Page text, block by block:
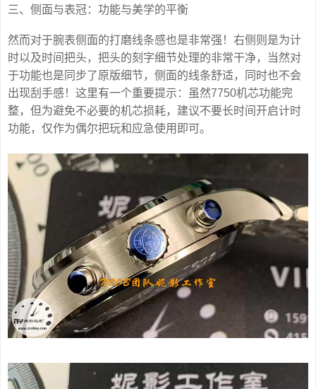
三、侧面与表冠：功能与美学的平衡
然而对于腕表侧面的打磨线条感也是非常强！右侧则是为计
时以及时间把头，把头的刻字细节处理的非常干净，当然对
于功能也是同步了原版细节，侧面的线条舒适，同时也不会
出现刮手感！这里有一个重要提示：虽然7750机芯功能完
整，但为避免不必要的机芯损耗，建议不要长时间开启计时
功能，仅作为偶尔把玩和应急使用即可。